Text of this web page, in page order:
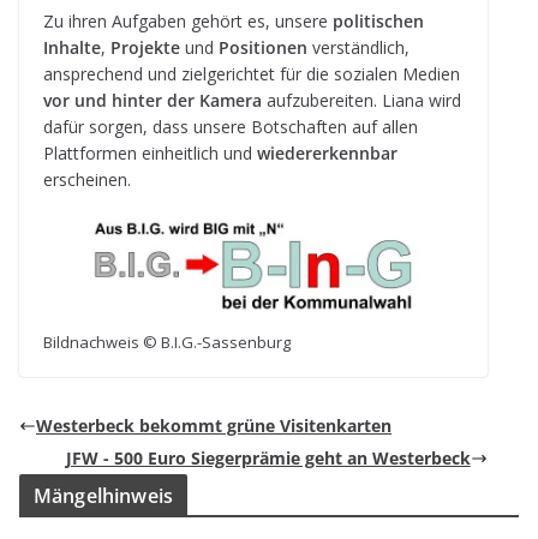
Zu ihren Auf­ga­ben gehört es, unsere poli­ti­schen
Inhalte, Pro­jekte und Posi­tio­nen ver­ständ­lich,
anspre­chend und ziel­ge­rich­tet für die sozia­len Medien
vor und hin­ter der Kamera auf­zu­be­rei­ten. Liana wird
dafür sor­gen, dass unsere Bot­schaf­ten auf allen
Platt­for­men ein­heit­lich und wie­der­erkenn­bar
erscheinen.
Bild­nach­weis © B.I.G.-Sassenburg
Wes­ter­beck bekommt grüne Visitenkarten
JFW - 500 Euro Sie­ger­prä­mie geht an Westerbeck
Män­gel­hin­weis